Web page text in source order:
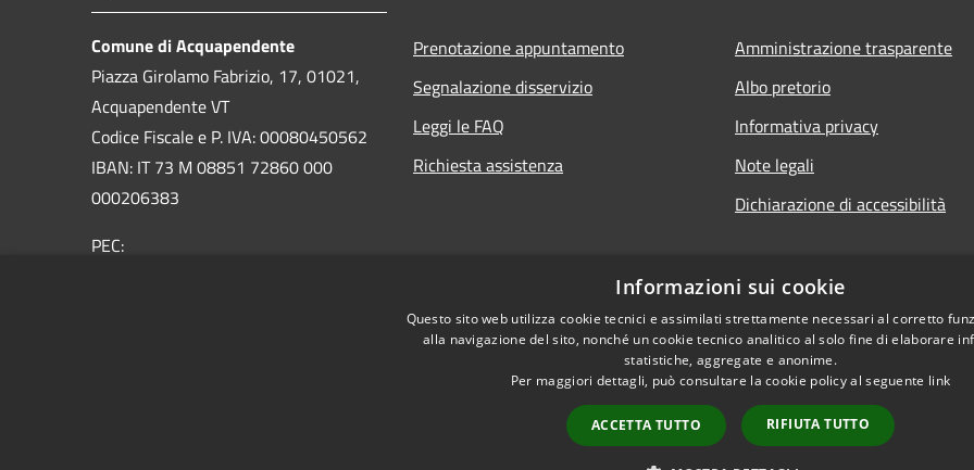
Comune di Acquapendente
Piazza Girolamo Fabrizio, 17, 01021,
Acquapendente VT
Codice Fiscale e P. IVA: 00080450562
IBAN: IT 73 M 08851 72860 000
000206383
PEC:
Prenotazione appuntamento
Segnalazione disservizio
Leggi le FAQ
Richiesta assistenza
Amministrazione trasparente
Albo pretorio
Informativa privacy
Note legali
Dichiarazione di accessibilità
Copyright © 2026 •
Informazioni sui cookie
Questo sito web utilizza cookie tecnici e assimilati strettamente necessari al corretto
alla navigazione del sito, nonché un cookie tecnico analitico al solo fine di elaborare
statistiche, aggregate e anonime.
Per maggiori dettagli, può consultare la cookie policy al seguente link
ACCETTA TUTTO RIFIUTA TUTTO